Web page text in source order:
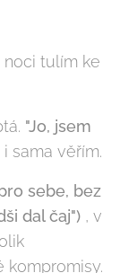
noci tulím ke
"Jo, jsem
sama věřím.
sebe, bez
dal čaj") , v
kompromisy.